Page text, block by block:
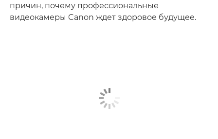
причин, почему профессиональные
видеокамеры Canon ждет здоровое будущее.